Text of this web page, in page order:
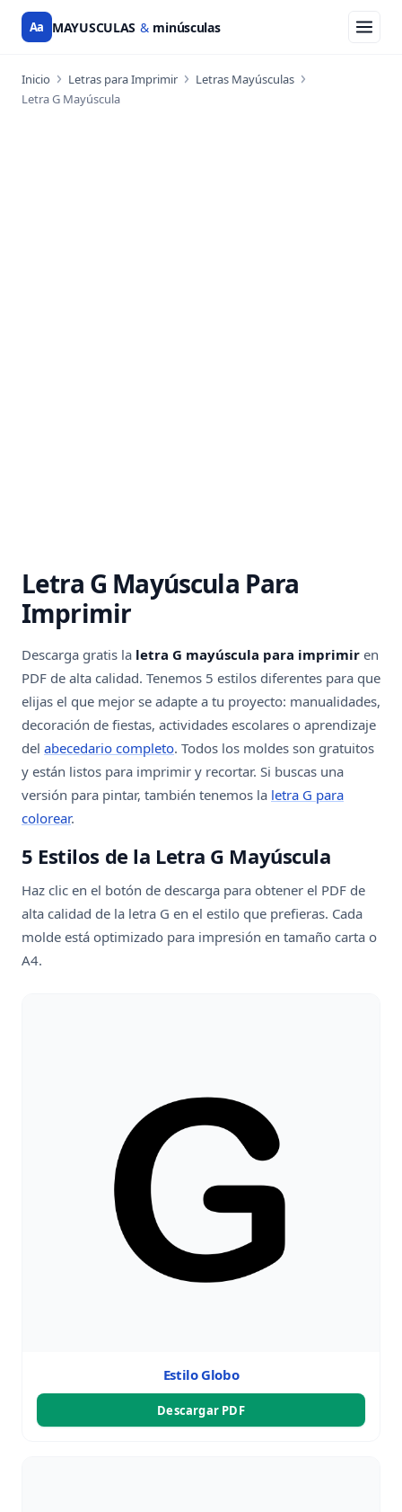
Aa MAYUSCULAS & minúsculas
Inicio Letras para Imprimir
Letras Mayúsculas
Letra G Mayúscula
Letra G Mayúscula Para
Imprimir
Descarga gratis la letra G mayúscula para imprimir en
PDF de alta calidad. Tenemos 5 estilos diferentes para que
elijas el que mejor se adapte a tu proyecto: manualidades,
decoración de fiestas, actividades escolares o aprendizaje
del abecedario completo. Todos los moldes son gratuitos
y están listos para imprimir y recortar. Si buscas una
versión para pintar, también tenemos la letra G para
colorear.
5 Estilos de la Letra G Mayúscula
Haz clic en el botón de descarga para obtener el PDF de
alta calidad de la letra G en el estilo que prefieras. Cada
molde está optimizado para impresión en tamaño carta o
A4.
Estilo Globo
Descargar PDF